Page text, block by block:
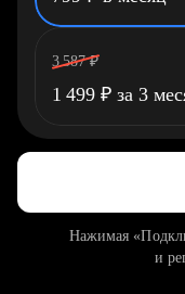
3 587 ₽
1 499 ₽ за 3
Нажимая
и